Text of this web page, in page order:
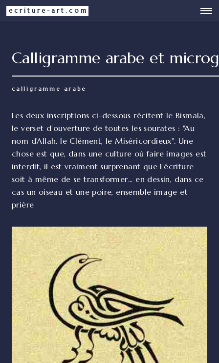
ecriture-art.com
Calligramme arabe et
calligramme arabe
Les deux inscriptions ci-dessous récitent le Bismala,
le verset d'ouverture de toutes les sourates : "Au
nom d'Allah, le Clément, le Miséricordieux". Une
chose est que, dans une culture où faire images est
interdit, il est vraiment surprenant que l'écriture
soit à même de se transformer... en dessin, dans ce
cas un oiseau et une poire, ensemble image et
prière